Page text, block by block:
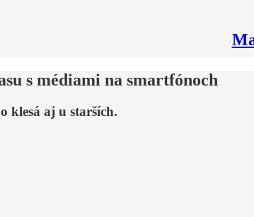
s médiami na smartfónoch
klesá aj u starších.